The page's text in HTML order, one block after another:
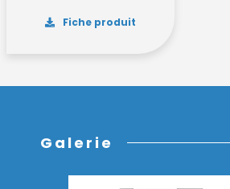
Découvrez la
Fiche produit
Galerie